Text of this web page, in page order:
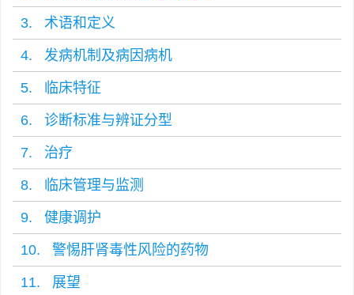
3. 术语和定义
4. 发病机制及病因病机
5. 临床特征
6. 诊断标准与辨证分型
7. 治疗
8. 临床管理与监测
9. 健康调护
10. 警惕肝肾毒性风险的药物
11. 展望